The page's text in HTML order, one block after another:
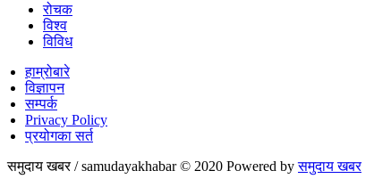
रोचक
विश्व
विविध
हाम्रोबारे
विज्ञापन
सम्पर्क
Privacy Policy
प्रयोगका सर्त
समुदाय खबर / samudayakhabar © 2020 Powered byसमुदाय खबर